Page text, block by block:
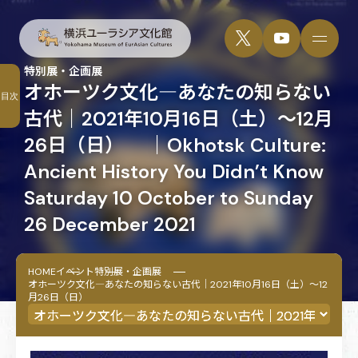
オホーツク文化―あなたの知らない
古代｜2021年10月16日（土）～12月
26日（日） ｜Okhotsk Culture:
Ancient History You Didn’t Know
Saturday 10 October to Sunday
26 December 2021
特別展・企画展
HOMEイベント特別展・企画展
オホーツク文化―あなたの知らない古代｜2021年10月16日（土）～12
月26日（日）
目次